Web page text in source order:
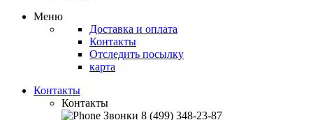
Меню
Доставка и оплата
Контакты
Отследить посылку
карта
Контакты
Контакты
Звонки 8 (499) 348-23-87